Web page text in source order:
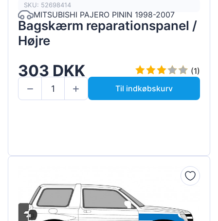
SKU: 52698414
MITSUBISHI PAJERO PININ 1998-2007
Bagskærm reparationspanel /
Højre
303 DKK
(1)
Til indkøbskurv